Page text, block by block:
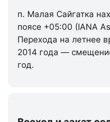
п. Малая Сайгатка
поясе +05:00 (IANA
Перехода на летнее
2014 года —
год.